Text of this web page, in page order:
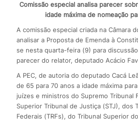
Comissão especial analisa parecer
idade máxima de nomeação
A comissão especial criada na Câmara
analisar a Proposta de Emenda à
se nesta quarta-feira (9) para
parecer do relator, deputado Acácio
A PEC, de autoria do deputado Cacá
de 65 para 70 anos a idade máxima
juízes e ministros do Supremo Tribunal
Superior Tribunal de Justiça (STJ), dos
Federais (TRFs), do Tribunal Superior